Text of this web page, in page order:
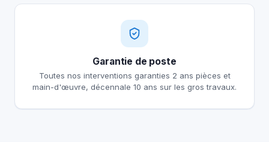
Garantie de poste
Toutes nos interventions garanties 2 ans pièces et
main-d'œuvre, décennale 10 ans sur les gros travaux.